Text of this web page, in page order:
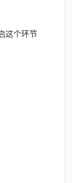
这个环节